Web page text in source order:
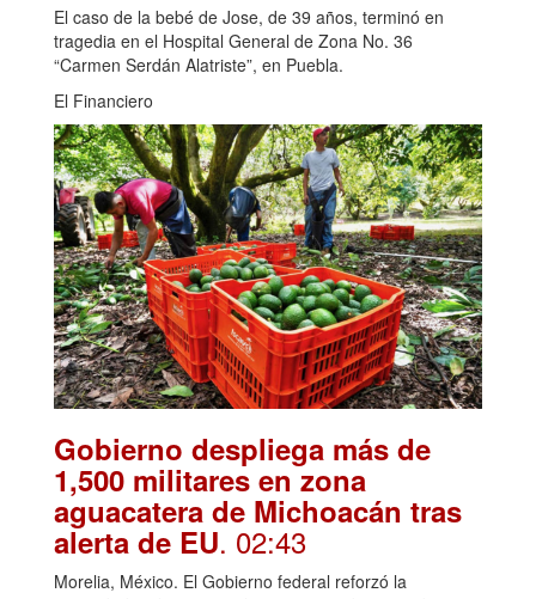
El caso de la bebé de Jose, de 39 años, terminó en
tragedia en el Hospital General de Zona No. 36
“Carmen Serdán Alatriste”, en Puebla.
El Financiero
Gobierno despliega más de
1,500 militares en zona
aguacatera de Michoacán tras
alerta de EU. 02:43
Morelia, México. El Gobierno federal reforzó la